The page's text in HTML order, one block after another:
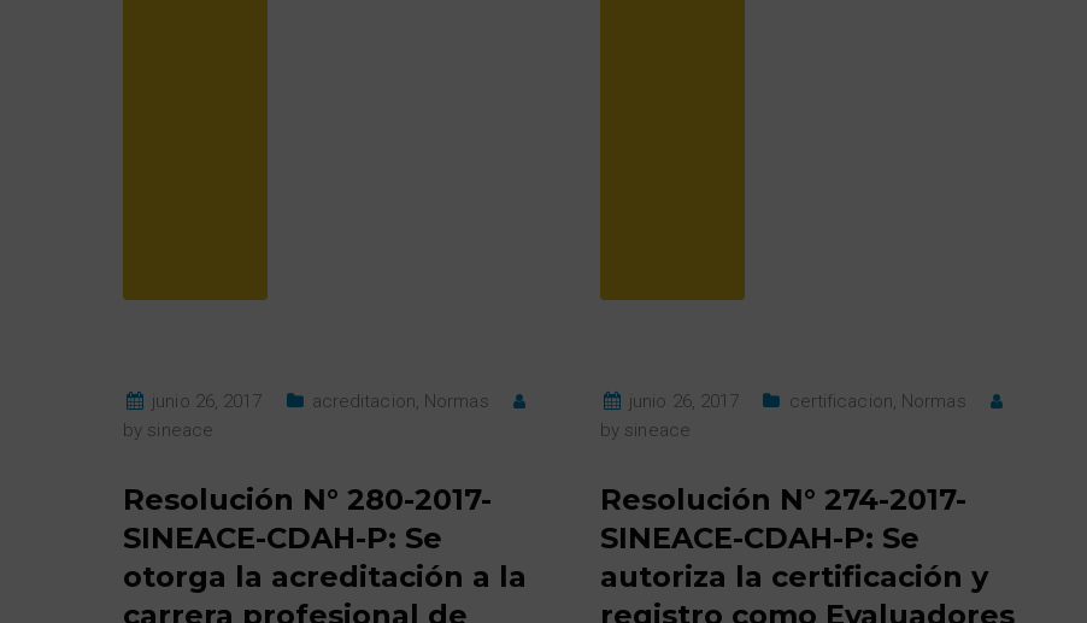
junio 26, 2017 acreditacion, Normas
by sineace
Resolución N° 280-2017-
SINEACE-CDAH-P: Se
otorga la acreditación a la
carrera profesional de
junio 26, 2017 certificacion, Normas
by sineace
Resolución N° 274-2017-
SINEACE-CDAH-P: Se
autoriza la certificación y
registro como Evaluadores